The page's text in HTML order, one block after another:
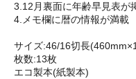
3.12月裏面に年齢早見表が
4.メモ欄に暦の情報が満載
サイズ:46/16切長
枚数:13枚
エコ製本(紙製本)